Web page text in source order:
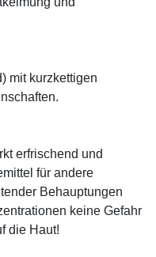
mit kurzkettigen
erfrischend und
für andere
Behauptungen
keine Gefahr
die Haut!